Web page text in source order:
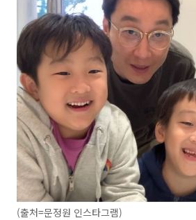
(출처=문정원 인스타그램)